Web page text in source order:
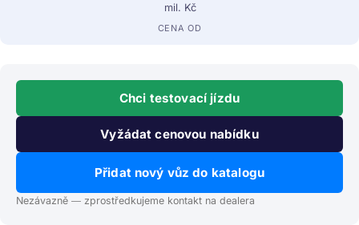
mil. Kč
CENA OD
Chci testovací jízdu
Vyžádat cenovou nabídku
Přidat nový vůz do katalogu
Nezávazně — zprostředkujeme kontakt na dealera